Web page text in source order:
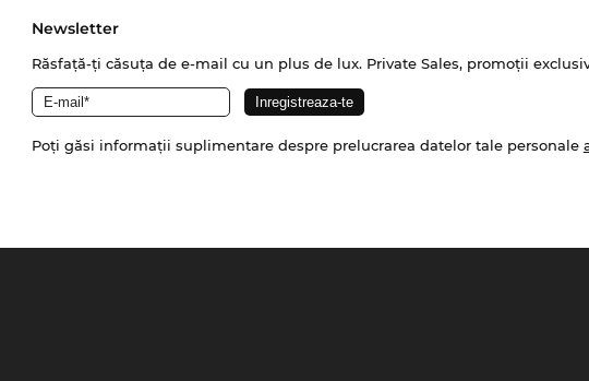
Newsletter
Răsfață-ți căsuța de e-mail cu un plus de lux. Private Sales, promoții
Poți găsi informații suplimentare despre prelucrarea datelor tale personale